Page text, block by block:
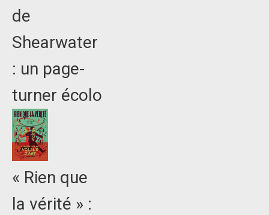
de
Shearwater
: un page-
turner écolo
« Rien que
la vérité » :